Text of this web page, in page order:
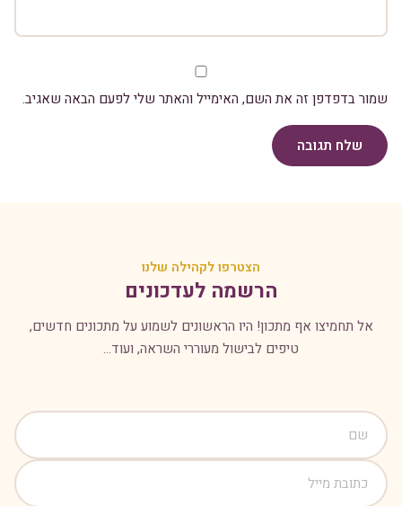
שמור בדפדפן זה את השם, האימייל והאתר שלי לפעם הבאה שאגיב.
שלח תגובה
הצטרפו לקהילה שלנו
הרשמה לעדכונים
אל תחמיצו אף מתכון! היו הראשונים לשמוע על מתכונים חדשים,
טיפים לבישול מעוררי השראה, ועוד...